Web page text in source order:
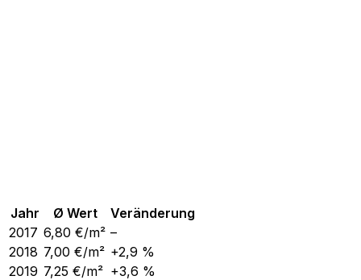
Jahr Ø Wert
Veränderung
2017 6,80 €/m² –
2018 7,00 €/m² +2,9 %
2019 7,25 €/m² +3,6 %